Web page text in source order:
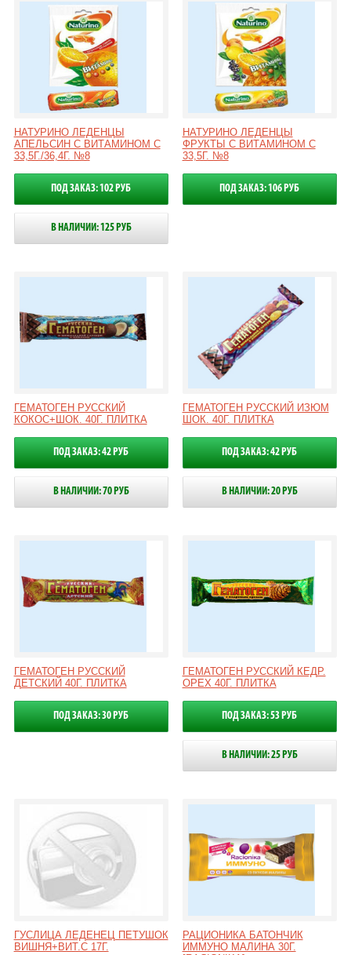
НАТУРИНО ЛЕДЕНЦЫ
АПЕЛЬСИН С ВИТАМИНОМ С
33,5Г./36,4Г. №8
ПОД ЗАКАЗ: 102 РУБ
В НАЛИЧИИ: 125 РУБ
НАТУРИНО ЛЕДЕНЦЫ
ФРУКТЫ С ВИТАМИНОМ С
33,5Г. №8
ПОД ЗАКАЗ: 106 РУБ
ГЕМАТОГЕН РУССКИЙ
КОКОС+ШОК. 40Г. ПЛИТКА
ПОД ЗАКАЗ: 42 РУБ
В НАЛИЧИИ: 70 РУБ
ГЕМАТОГЕН РУССКИЙ ИЗЮМ
ШОК. 40Г. ПЛИТКА
ПОД ЗАКАЗ: 42 РУБ
В НАЛИЧИИ: 20 РУБ
ГЕМАТОГЕН РУССКИЙ
ДЕТСКИЙ 40Г. ПЛИТКА
ПОД ЗАКАЗ: 30 РУБ
ГЕМАТОГЕН РУССКИЙ КЕДР.
ОРЕХ 40Г. ПЛИТКА
ПОД ЗАКАЗ: 53 РУБ
В НАЛИЧИИ: 25 РУБ
ГУСЛИЦА ЛЕДЕНЕЦ ПЕТУШОК
ВИШНЯ+ВИТ.С 17Г.
РАЦИОНИКА БАТОНЧИК
ИММУНО МАЛИНА 30Г.